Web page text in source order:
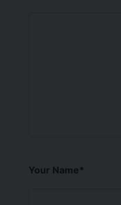
Your Name*